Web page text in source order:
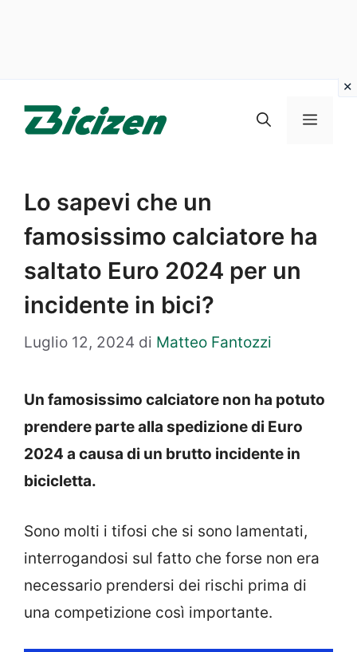
Menu
Lo sapevi che un
famosissimo calciatore ha
saltato Euro 2024 per un
incidente in bici?
Luglio 12, 2024 di Matteo Fantozzi
Un famosissimo calciatore non ha potuto
prendere parte alla spedizione di Euro
2024 a causa di un brutto incidente in
bicicletta.
Sono molti i tifosi che si sono lamentati,
interrogandosi sul fatto che forse non era
necessario prendersi dei rischi prima di
una competizione così importante.